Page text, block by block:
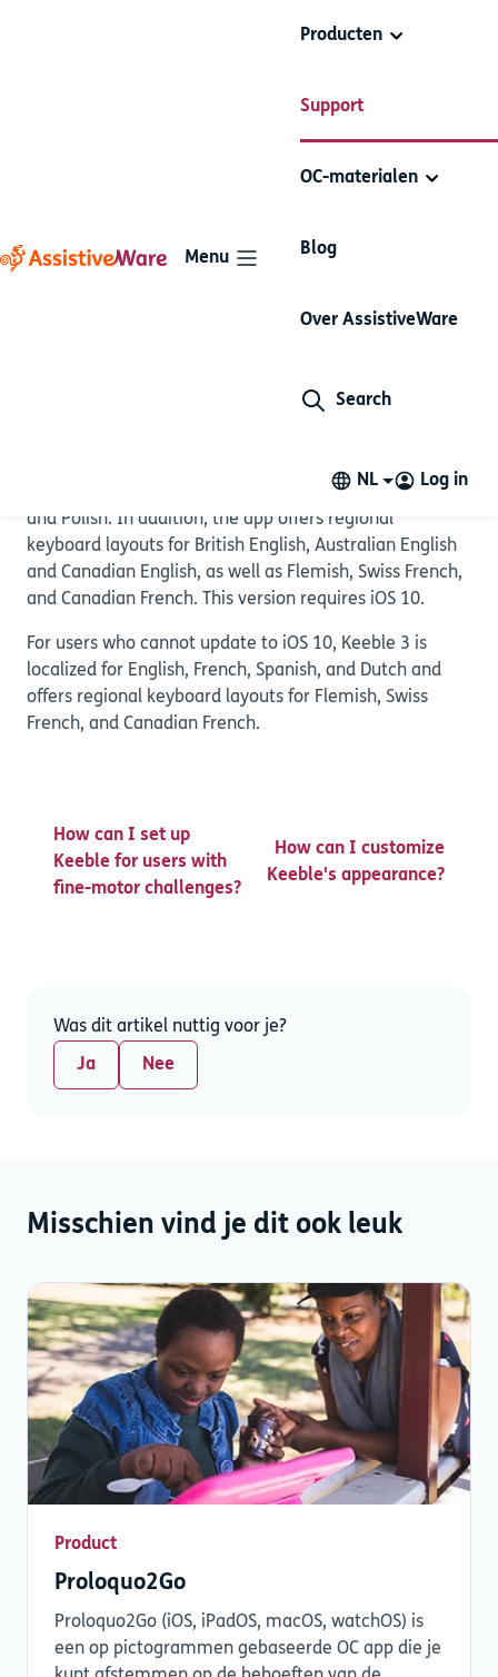
Menu
Producten
Support
OC-materialen
Blog
Over AssistiveWare
Search
NL Log in
Questions
Customization
German, Italian, Swedish, Norwegian, Danish, Czech,
and Polish. In addition, the app offers regional
keyboard layouts for British English, Australian English
and Canadian English, as well as Flemish, Swiss French,
and Canadian French. This version requires iOS 10.
For users who cannot update to iOS 10, Keeble 3 is
localized for English, French, Spanish, and Dutch and
offers regional keyboard layouts for Flemish, Swiss
French, and Canadian French.
How can I set up
Keeble for users with
fine-motor challenges?
How can I customize
Keeble's appearance?
Was dit artikel nuttig voor je?
Ja Nee
Misschien vind je dit ook leuk
Product
Proloquo2Go
Proloquo2Go (iOS, iPadOS, macOS, watchOS) is
een op pictogrammen gebaseerde OC app die je